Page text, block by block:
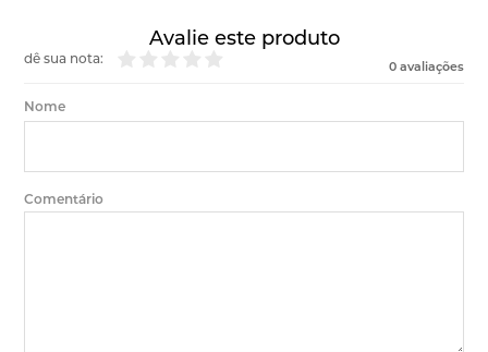
Avalie este produto
0 avaliações
dê sua nota:
Nome
Comentário